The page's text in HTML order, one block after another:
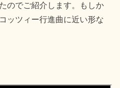
のでご紹介します。もしか
ッツィー行進曲に近い形な